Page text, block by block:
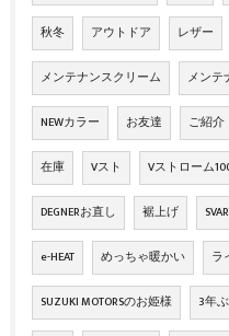
秋冬 アウトドア レザー
メンテナンスクリーム メンテ
NEWカラー お友達 ご紹介
在庫 Vスト Vストローム
DEGNERお直し 裾上げ
e-HEAT めっちゃ暖かい ラ
SUZUKI MOTORSのお姫様 3年